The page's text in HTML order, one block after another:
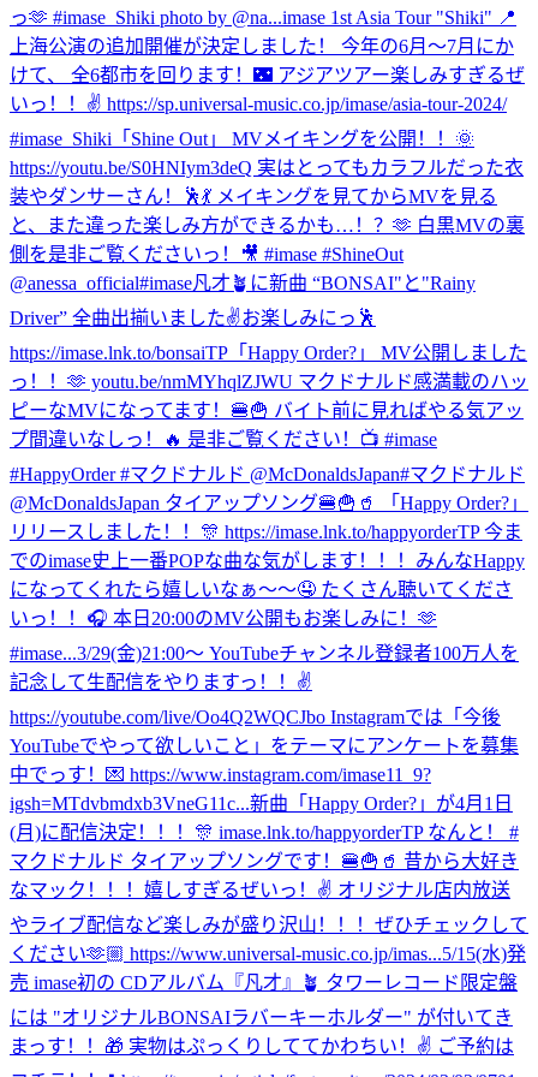
っ🫶 #imase_Shiki photo by @na...imase 1st Asia Tour "Shiki" 📍
上海公演の追加開催が決定しました！ 今年の6月〜7月にか
けて、 全6都市を回ります！🌃 アジアツアー楽しみすぎるぜ
いっ！！✌️ https://sp.universal-music.co.jp/imase/asia-tour-2024/
#imase_Shiki 「Shine Out」 MVメイキングを公開！！🌞
https://youtu.be/S0HNIym3deQ 実はとってもカラフルだった衣
装やダンサーさん！🕺💃 メイキングを見てからMVを見る
と、また違った楽しみ方ができるかも…！？🫶 白黒MVの裏
側を是非ご覧くださいっ！🎥 #imase #ShineOut
@anessa_official#imase凡才🪴に新曲 “BONSAI"と"Rainy
Driver” 全曲出揃いました✌️お楽しみにっ🕺
https://imase.lnk.to/bonsaiTP 「Happy Order?」 MV公開しました
っ！！🫶 youtu.be/nmMYhqlZJWU マクドナルド感満載のハッ
ピーなMVになってます！🍔🍟 バイト前に見ればやる気アッ
プ間違いなしっ！🔥 是非ご覧ください！📺 #imase
#HappyOrder #マクドナルド @McDonaldsJapan#マクドナルド
@McDonaldsJapan タイアップソング🍔🍟🥤 「Happy Order?」
リリースしました！！🎊 https://imase.lnk.to/happyorderTP 今ま
でのimase史上一番POPな曲な気がします！！！みんなHappy
になってくれたら嬉しいなぁ〜〜🤤 たくさん聴いてくださ
いっ！！🎧 本日20:00のMV公開もお楽しみに！🫶
#imase...3/29(金)21:00〜 YouTubeチャンネル登録者100万人を
記念して生配信をやりますっ！！✌️
https://youtube.com/live/Oo4Q2WQCJbo Instagramでは「今後
YouTubeでやって欲しいこと」をテーマにアンケートを募集
中でっす！💌 https://www.instagram.com/imase11_9?
igsh=MTdvbmdxb3VneG11c...新曲「Happy Order?」が4月1日
(月)に配信決定！！！🎊 imase.lnk.to/happyorderTP なんと！ #
マクドナルド タイアップソングです！🍔🍟🥤 昔から大好き
なマック！！！嬉しすぎるぜいっ！✌️ オリジナル店内放送
やライブ配信など楽しみが盛り沢山！！！ぜひチェックして
ください🫶🏼 https://www.universal-music.co.jp/imas...5/15(水)発
売 imase初の CDアルバム『凡才』🪴 タワーレコード限定盤
には "オリジナルBONSAIラバーキーホルダー" が付いてき
まっす！！🎁 実物はぷっくりしててかわちい！✌️ ご予約は